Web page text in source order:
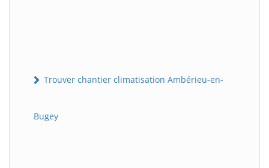
Trouver chantier climatisation Ambérieu-en-
Bugey